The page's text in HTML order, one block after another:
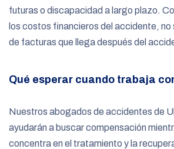
futuras o discapacidad a largo plazo.
los costos financieros del accidente, no
de facturas que llega después del
Qué esperar cuando trabaja
Nuestros abogados de accidentes de
ayudarán a buscar compensación
concentra en el tratamiento y la